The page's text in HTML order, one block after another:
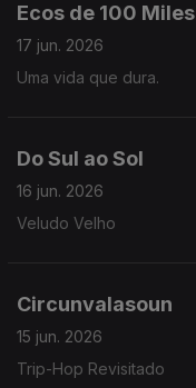
Ecos de 100 Miles
17 jun. 2026
Uma vida que dura.
Do Sul ao Sol
16 jun. 2026
Veludo Velho
Circunvalasoun
15 jun. 2026
Trip-Hop Revisitado